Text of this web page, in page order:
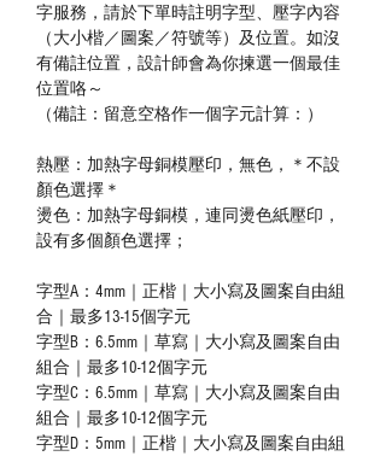
字服務，請於下單時註明字型、壓字內容
（大小楷／圖案／符號等）及位置。如沒
有備註位置，設計師會為你揀選一個最佳
位置咯～
（備註：留意空格作一個字元計算：）
熱壓：加熱字母銅模壓印，無色，＊不設
顏色選擇＊
燙色：加熱字母銅模，連同燙色紙壓印，
設有多個顏色選擇；
字型A：4mm｜正楷｜大小寫及圖案自由組
合｜最多13-15個字元
字型B：6.5mm｜草寫｜大小寫及圖案自由
組合｜最多10-12個字元
字型C：6.5mm｜草寫｜大小寫及圖案自由
組合｜最多10-12個字元
字型D：5mm｜正楷｜大小寫及圖案自由組